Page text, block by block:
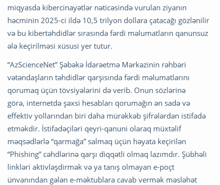
miqyasda kibercinayətlər nəticəsində vurulan ziyanın
həcminin 2025-ci ildə 10,5 trilyon dollara çatacağı gözlənilir
və bu kibertəhdidlər sırasında fərdi məlumatların qanunsuz
ələ keçirilməsi xüsusi yer tutur.
“AzScienceNet” Şəbəkə İdarəetmə Mərkəzinin rəhbəri
vətəndaşların təhdidlər qarşısında fərdi məlumatlarını
qorumaq üçün tövsiyələrini də verib. Onun sözlərinə
görə, internetdə şəxsi hesabları qorumağın ən sadə və
effektiv yollarından biri daha mürəkkəb şifrələrdən istifadə
etməkdir. İstifadəçiləri qeyri-qanuni olaraq müxtəlif
məqsədlərlə “qarmağa” salmaq üçün həyata keçirilən
“Phishing” cəhdlərinə qarşı diqqətli olmaq lazımdır. Şübhəli
linkləri aktivləşdirmək və ya tanış olmayan e-poçt
ünvanından gələn e-məktublara cavab vermək məsləhət